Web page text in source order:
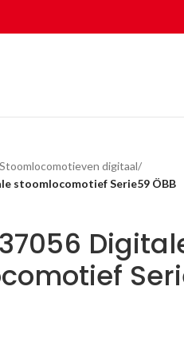
digitaal/
stoomlocomotief Serie59 ÖBB